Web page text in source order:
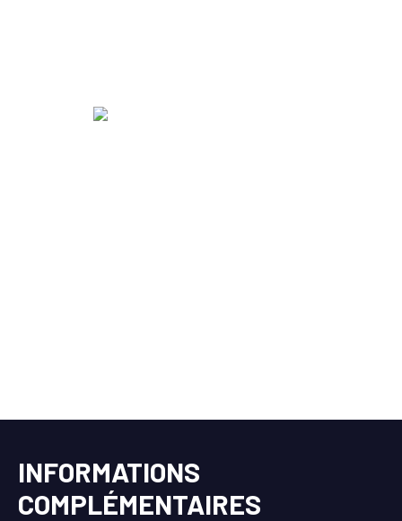
INFORMATIONS
COMPLÉMENTAIRES